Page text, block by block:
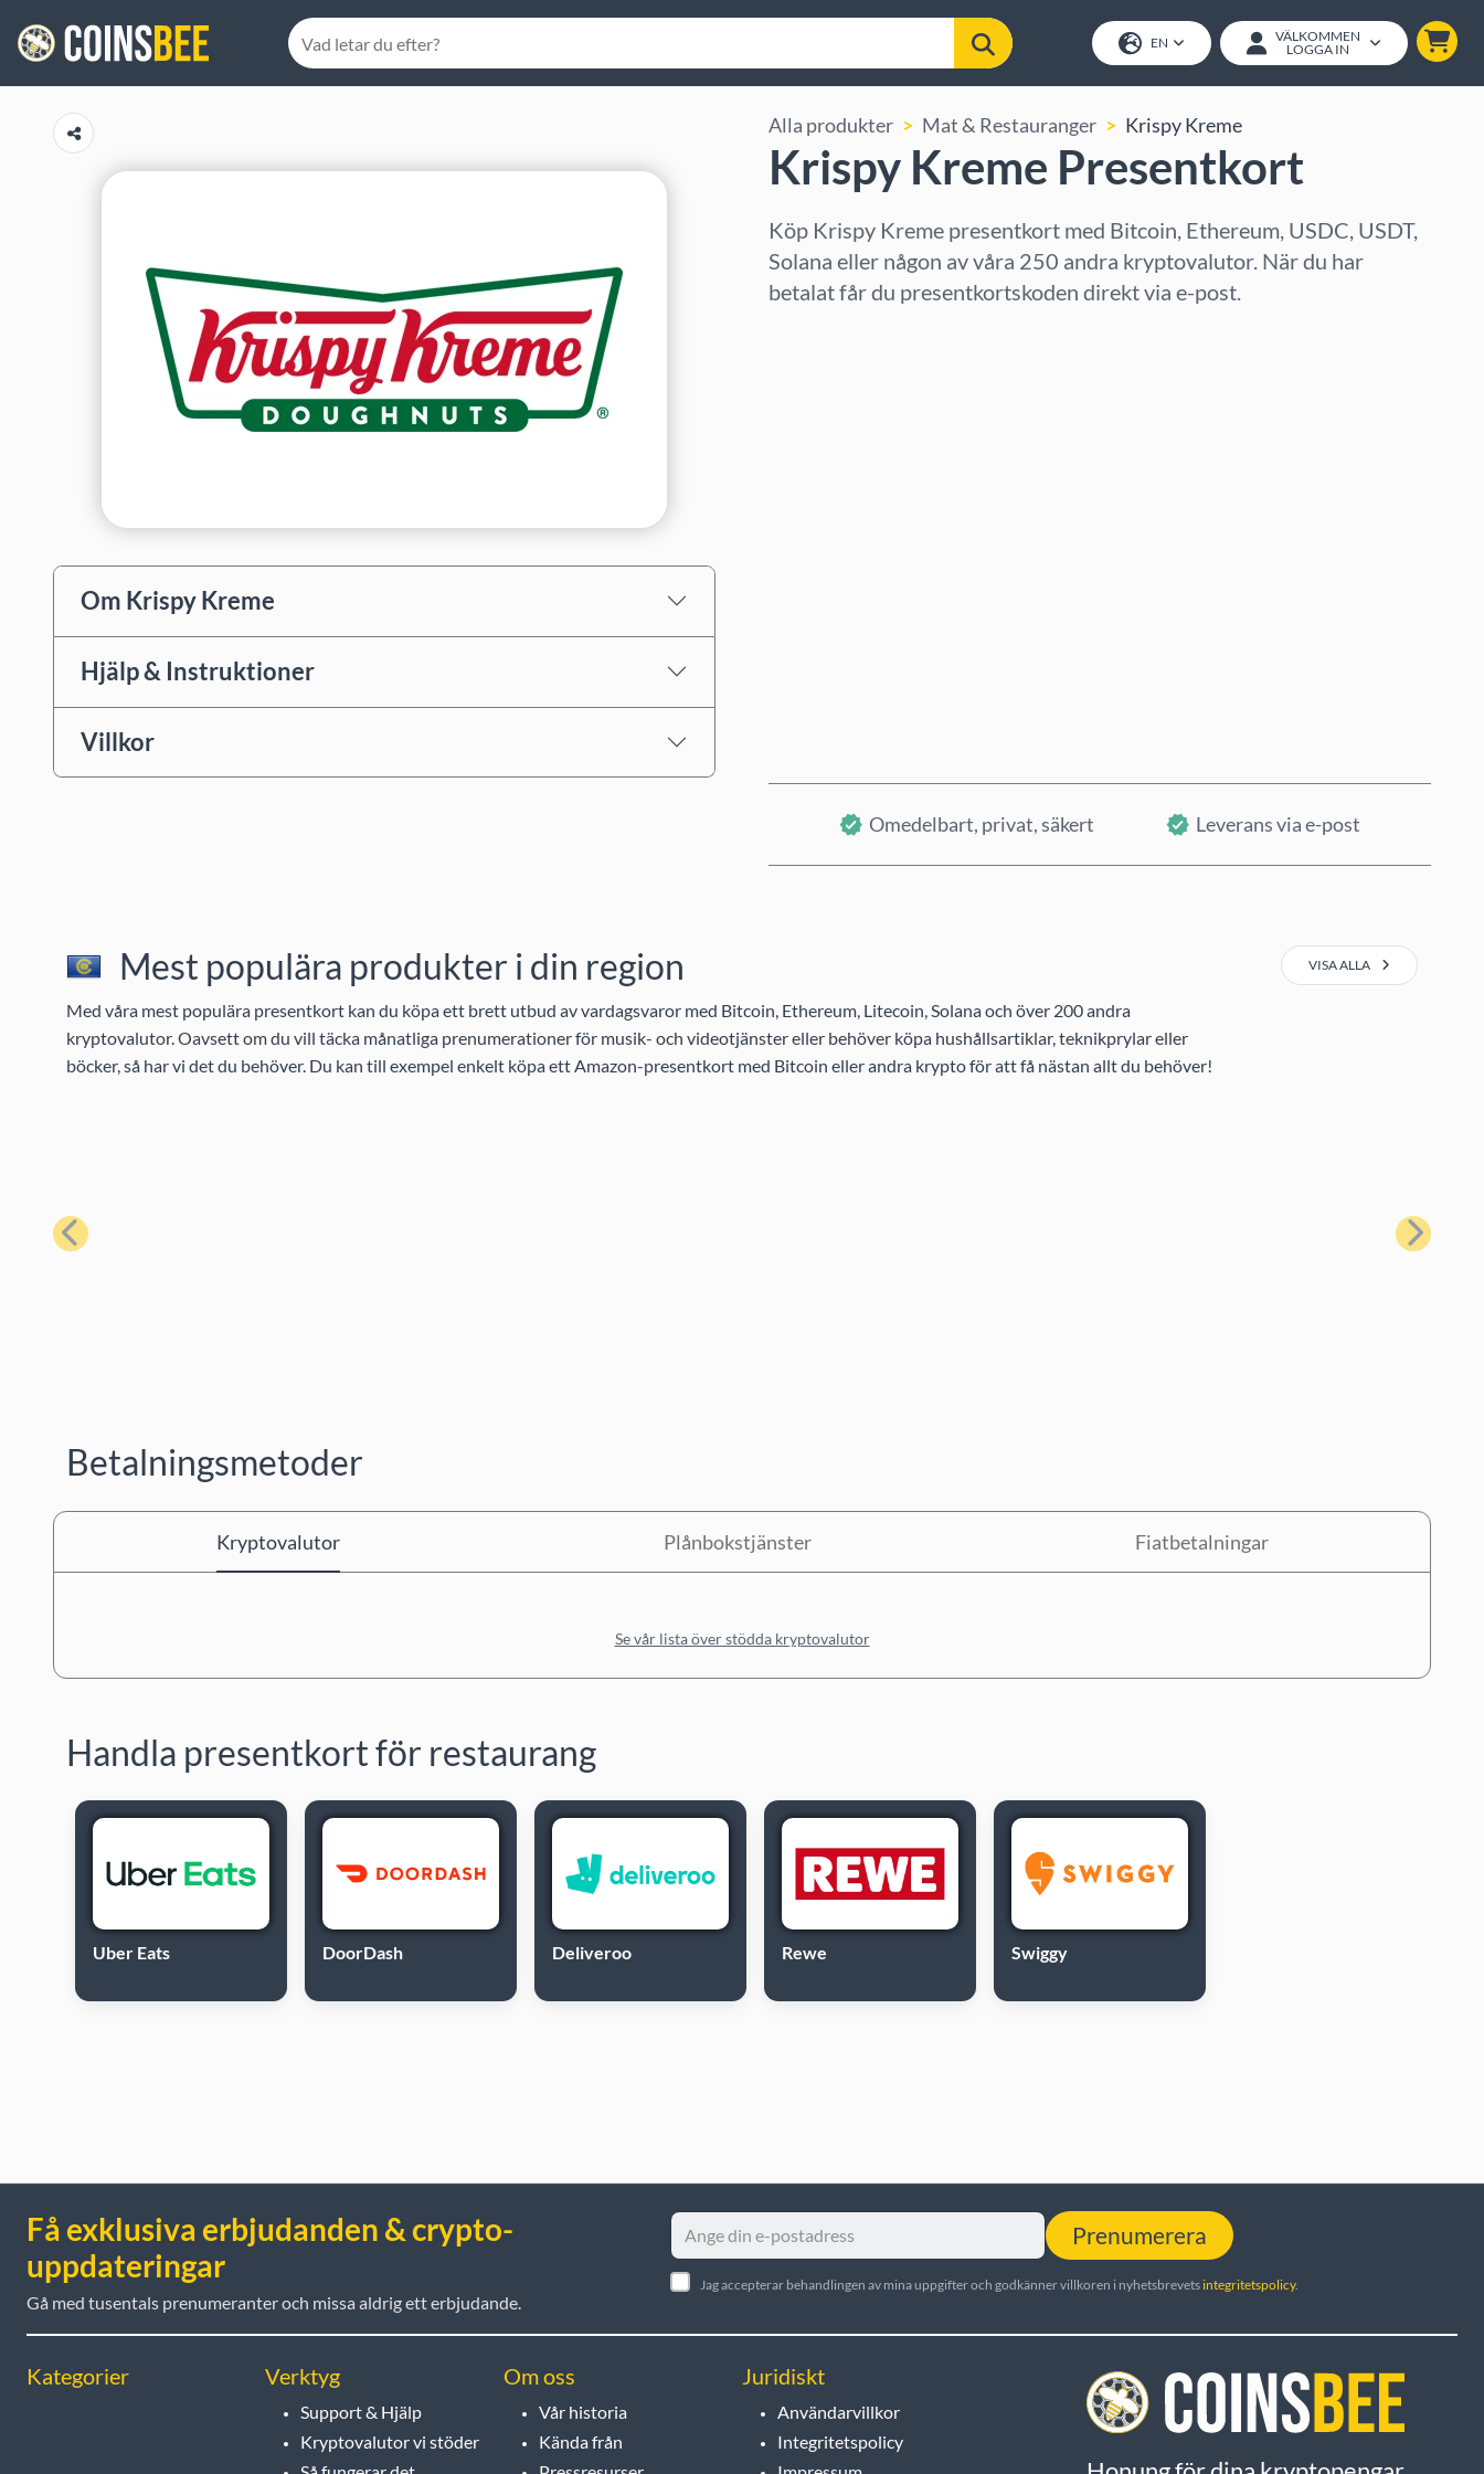
EN
VÄLKOMMEN
LOGGA IN
Om Krispy Kreme
Hjälp & Instruktioner
Villkor
Alla produkter Mat & Restauranger Krispy Kreme
Krispy Kreme Presentkort
Köp Krispy Kreme presentkort med Bitcoin, Ethereum, USDC, USDT,
Solana eller någon av våra 250 andra kryptovalutor. När du har
betalat får du presentkortskoden direkt via e-post.
Omedelbart, privat, säkert Leverans via e-post
Mest populära produkter i din region
Med våra mest populära presentkort kan du köpa ett brett utbud av vardagsvaror med Bitcoin, Ethereum, Litecoin, Solana och över 200 andra
kryptovalutor. Oavsett om du vill täcka månatliga prenumerationer för musik- och videotjänster eller behöver köpa hushållsartiklar, teknikprylar eller
böcker, så har vi det du behöver. Du kan till exempel enkelt köpa ett Amazon-presentkort med Bitcoin eller andra krypto för att få nästan allt du behöver!
VISA ALLA
Föregående Nästa
Betalningsmetoder
Kryptovalutor Plånbokstjänster Fiatbetalningar
Se vår lista över stödda kryptovalutor
Handla presentkort för restaurang
Uber Eats DoorDash Deliveroo Rewe Swiggy
Få exklusiva erbjudanden & crypto-
uppdateringar
Gå med tusentals prenumeranter och missa aldrig ett erbjudande.
Prenumerera
Jag accepterar behandlingen av mina uppgifter och godkänner villkoren i nyhetsbrevets integritetspolicy.
Kategorier Verktyg
Support & Hjälp
Kryptovalutor vi stöder
Om oss
Vår historia
Kända från
Juridiskt
Användarvillkor
Integritetspolicy